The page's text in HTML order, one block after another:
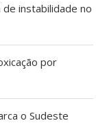
de instabilidade no
por
o Sudeste